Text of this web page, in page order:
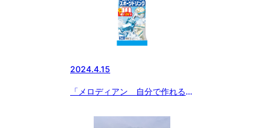
2024.4.15
「メロディアン 自分で作れるス
できるチャンス！！ 今ならさら